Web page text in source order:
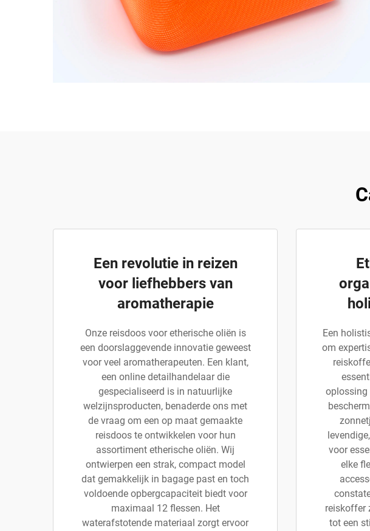
Een revolutie in reizen
voor liefhebbers van
aromatherapie
Onze reisdoos voor etherische oliën is
een doorslaggevende innovatie geweest
voor veel aromatherapeuten. Een klant,
een online detailhandelaar die
gespecialiseerd is in natuurlijke
welzijnsproducten, benaderde ons met
de vraag om een op maat gemaakte
reisdoos te ontwikkelen voor hun
assortiment etherische oliën. Wij
ontwierpen een strak, compact model
dat gemakkelijk in bagage past en toch
voldoende opbergcapaciteit biedt voor
maximaal 12 flessen. Het
waterafstotende materiaal zorgt ervoor
Een
om
oplossing
voor
elke
reiskoffer
tot een